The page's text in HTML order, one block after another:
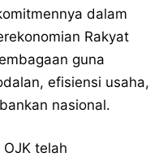
dalam
Rakyat
guna
efisiensi usaha,
nasional.
telah